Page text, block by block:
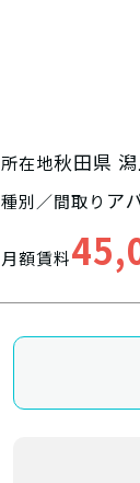
所在地秋田県
種別／間取り ア
月額賃料